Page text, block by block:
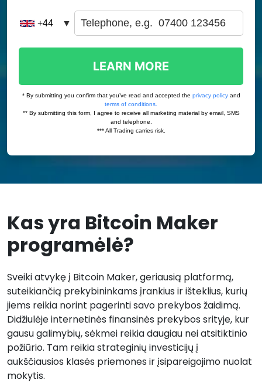
Kas yra Bitcoin Maker
programėlė?
Sveiki atvykę į Bitcoin Maker, geriausią platformą,
suteikiančią prekybininkams įrankius ir išteklius, kurių
jiems reikia norint pagerinti savo prekybos žaidimą.
Didžiulėje internetinės finansinės prekybos srityje, kur
gausu galimybių, sėkmei reikia daugiau nei atsitiktinio
požiūrio. Tam reikia strateginių investicijų į
aukščiausios klasės priemones ir įsipareigojimo nuolat
mokytis.